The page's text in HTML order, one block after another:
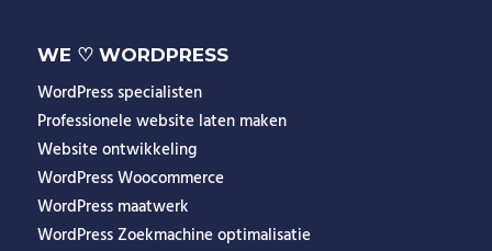
WE ♡ WORDPRESS
WordPress specialisten
Professionele website laten maken
Website ontwikkeling
WordPress Woocommerce
WordPress maatwerk
WordPress Zoekmachine optimalisatie